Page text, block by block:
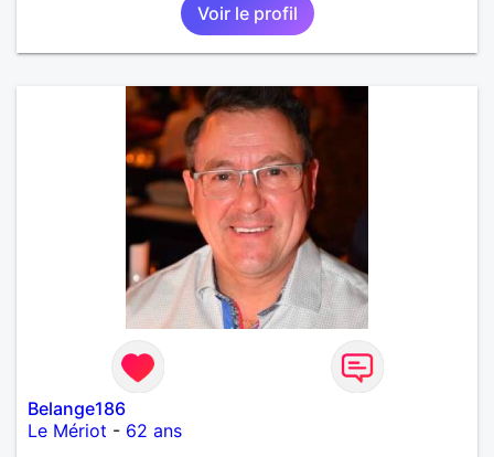
Voir le profil
Belange186
Le Mériot - 62 ans